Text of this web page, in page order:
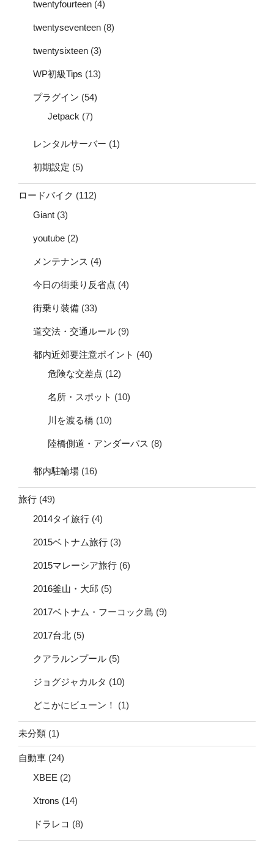
twentyfourteen (4)
twentyseventeen (8)
twentysixteen (3)
WP初級Tips (13)
プラグイン (54)
Jetpack (7)
レンタルサーバー (1)
初期設定 (5)
ロードバイク (112)
Giant (3)
youtube (2)
メンテナンス (4)
今日の街乗り反省点 (4)
街乗り装備 (33)
道交法・交通ルール (9)
都内近郊要注意ポイント (40)
危険な交差点 (12)
名所・スポット (10)
川を渡る橋 (10)
陸橋側道・アンダーパス (8)
都内駐輪場 (16)
旅行 (49)
2014タイ旅行 (4)
2015ベトナム旅行 (3)
2015マレーシア旅行 (6)
2016釜山・大邱 (5)
2017ベトナム・フーコック島 (9)
2017台北 (5)
クアラルンプール (5)
ジョグジャカルタ (10)
どこかにビューン！ (1)
未分類 (1)
自動車 (24)
XBEE (2)
Xtrons (14)
ドラレコ (8)